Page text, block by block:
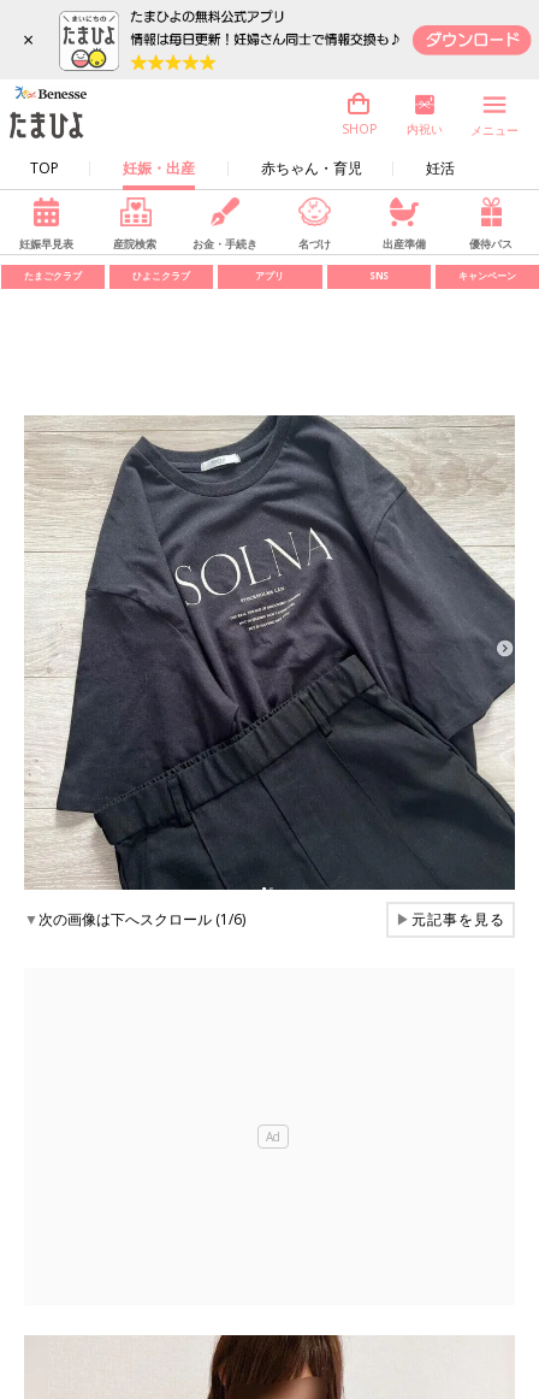
×
TOP 妊娠・出産 赤ちゃん・育児 妊活
SHOP 内祝い メニュー
妊娠早見表 産院検索 お金・手続き 名づけ 出産準備 優待パス
たまごクラブ ひよこクラブ アプリ SNS キャンペーン
▼次の画像は下へスクロール (1/6) ▶元記事を見る